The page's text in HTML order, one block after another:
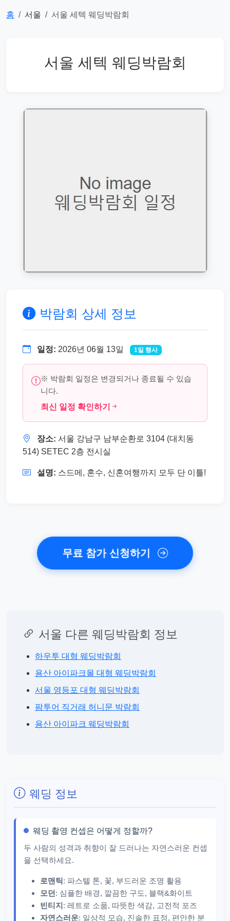
홈 서울 서울 세텍 웨딩박람회
서울 세텍 웨딩박람회
박람회 상세 정보
일정: 2026년 06월 13일 1일 행사
※ 박람회 일정은 변경되거나 종료될 수 있습
니다.
최신 일정 확인하기
장소: 서울 강남구 남부순환로 3104 (대치동
514) SETEC 2층 전시실
설명: 스드메, 혼수, 신혼여행까지 모두 단 이틀!
무료 참가 신청하기
서울 다른 웨딩박람회 정보
하우투 대형 웨딩박람회
용산 아이파크몰 대형 웨딩박람회
서울 영등포 대형 웨딩박람회
팜투어 직거래 허니문 박람회
용산 아이파크 웨딩박람회
웨딩 정보
웨딩 촬영 컨셉은 어떻게 정할까?
두 사람의 성격과 취향이 잘 드러나는 자연스러운 컨셉
을 선택하세요.
로맨틱 : 파스텔 톤, 꽃, 부드러운 조명 활용
모던 : 심플한 배경, 깔끔한 구도, 블랙&화이트
빈티지: 레트로 소품, 따뜻한 색감, 고전적 포즈
자연스러운: 일상적 모습, 진솔한 표정, 편안한 분